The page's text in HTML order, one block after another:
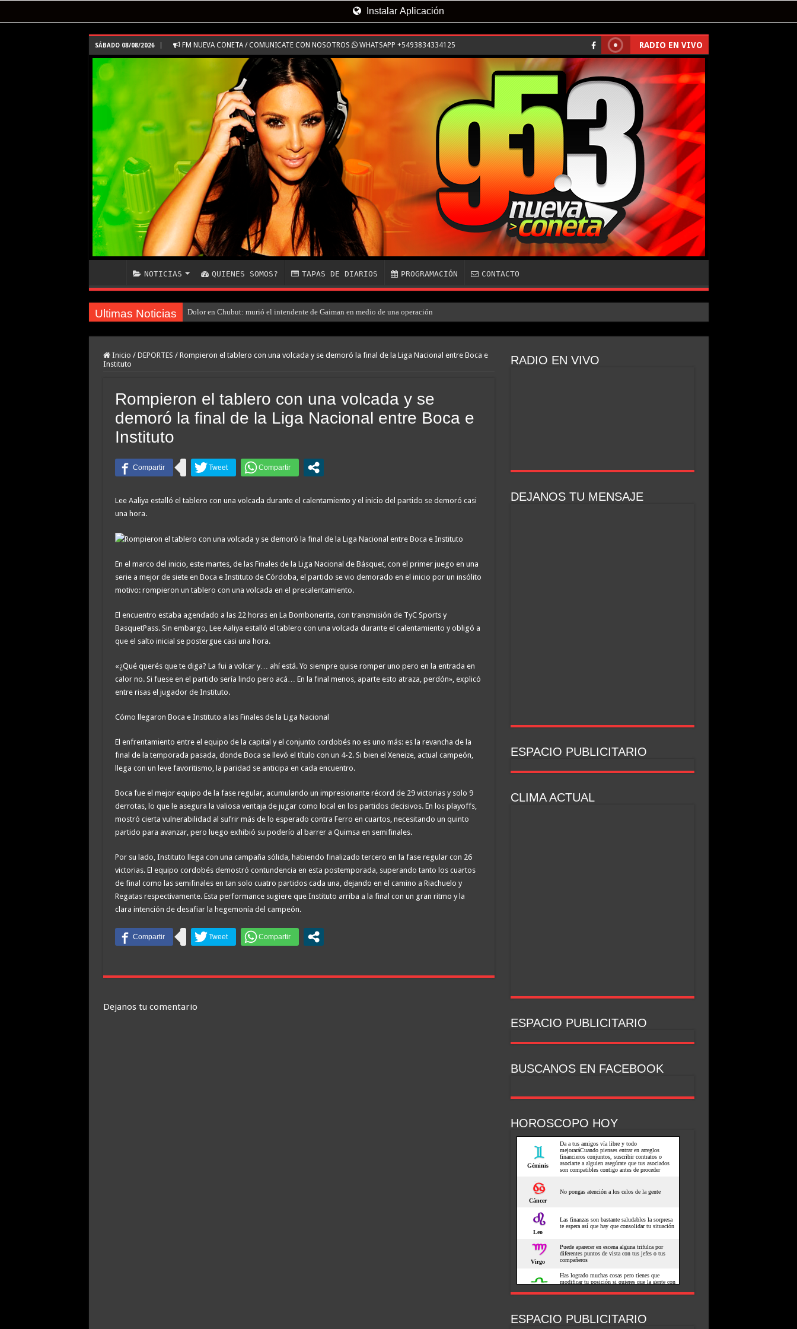
Instalar Aplicación
SÁBADO 08/08/2026 FM NUEVA CONETA / COMUNICATE CON NOSOTROS WHATSAPP +5493834334125 RADIO EN VIVO
NOTICIAS QUIENES SOMOS? TAPAS DE DIARIOS PROGRAMACIÓN CONTACTO
Ultimas Noticias Dolor en Chubut: murió el intendente de Gaiman en medio de una operación
Inicio / DEPORTES / Rompieron el tablero con una volcada y se demoró la final de la Liga Nacional entre Boca e
Instituto
Rompieron el tablero con una volcada y se
demoró la final de la Liga Nacional entre Boca e
Instituto
Lee Aaliya estalló el tablero con una volcada durante el calentamiento y el inicio del partido se demoró casi
una hora.
En el marco del inicio, este martes, de las Finales de la Liga Nacional de Básquet, con el primer juego en una
serie a mejor de siete en Boca e Instituto de Córdoba, el partido se vio demorado en el inicio por un insólito
motivo: rompieron un tablero con una volcada en el precalentamiento.
El encuentro estaba agendado a las 22 horas en La Bombonerita, con transmisión de TyC Sports y
BasquetPass. Sin embargo, Lee Aaliya estalló el tablero con una volcada durante el calentamiento y obligó a
que el salto inicial se postergue casi una hora.
«¿Qué querés que te diga? La fui a volcar y… ahí está. Yo siempre quise romper uno pero en la entrada en
calor no. Si fuese en el partido sería lindo pero acá… En la final menos, aparte esto atraza, perdón», explicó
entre risas el jugador de Instituto.
Cómo llegaron Boca e Instituto a las Finales de la Liga Nacional
El enfrentamiento entre el equipo de la capital y el conjunto cordobés no es uno más: es la revancha de la
final de la temporada pasada, donde Boca se llevó el título con un 4-2. Si bien el Xeneize, actual campeón,
llega con un leve favoritismo, la paridad se anticipa en cada encuentro.
Boca fue el mejor equipo de la fase regular, acumulando un impresionante récord de 29 victorias y solo 9
derrotas, lo que le asegura la valiosa ventaja de jugar como local en los partidos decisivos. En los playoffs,
mostró cierta vulnerabilidad al sufrir más de lo esperado contra Ferro en cuartos, necesitando un quinto
partido para avanzar, pero luego exhibió su poderío al barrer a Quimsa en semifinales.
Por su lado, Instituto llega con una campaña sólida, habiendo finalizado tercero en la fase regular con 26
victorias. El equipo cordobés demostró contundencia en esta postemporada, superando tanto los cuartos
de final como las semifinales en tan solo cuatro partidos cada una, dejando en el camino a Riachuelo y
Regatas respectivamente. Esta performance sugiere que Instituto arriba a la final con un gran ritmo y la
clara intención de desafiar la hegemonía del campeón.
Dejanos tu comentario
RADIO EN VIVO
DEJANOS TU MENSAJE
ESPACIO PUBLICITARIO
CLIMA ACTUAL
ESPACIO PUBLICITARIO
BUSCANOS EN FACEBOOK
HOROSCOPO HOY
ESPACIO PUBLICITARIO